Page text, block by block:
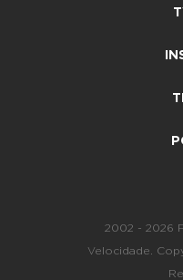
2002 - 2026
Velocidade.